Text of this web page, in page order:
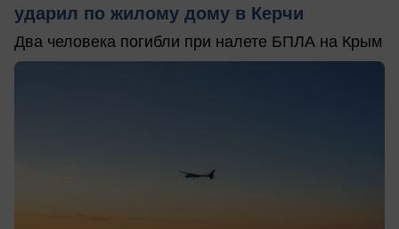
ударил по жилому дому в Керчи
Два человека погибли при налете БПЛА на Крым